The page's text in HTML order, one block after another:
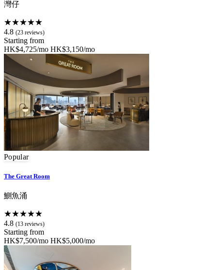
灣仔
★★★★★
4.8 (23 reviews)
Starting from
HK$4,725/mo HK$3,150/mo
Popular
The Great Room
鰂魚涌
★★★★★
4.8 (13 reviews)
Starting from
HK$7,500/mo HK$5,000/mo